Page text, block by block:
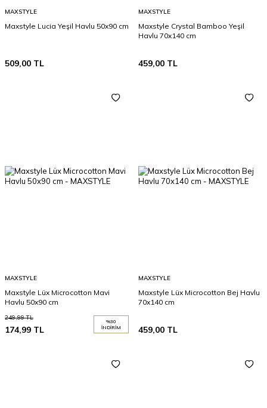
MAXSTYLE
Maxstyle Lucia Yeşil Havlu 50x90 cm
509,00 TL
MAXSTYLE
Maxstyle Crystal Bamboo Yeşil
Havlu 70x140 cm
459,00 TL
MAXSTYLE
Maxstyle Lüx Microcotton Mavi
Havlu 50x90 cm
249,99TL
174,99 TL
%30
İNDIRIM
MAXSTYLE
Maxstyle Lüx Microcotton Bej Havlu
70x140 cm
459,00 TL